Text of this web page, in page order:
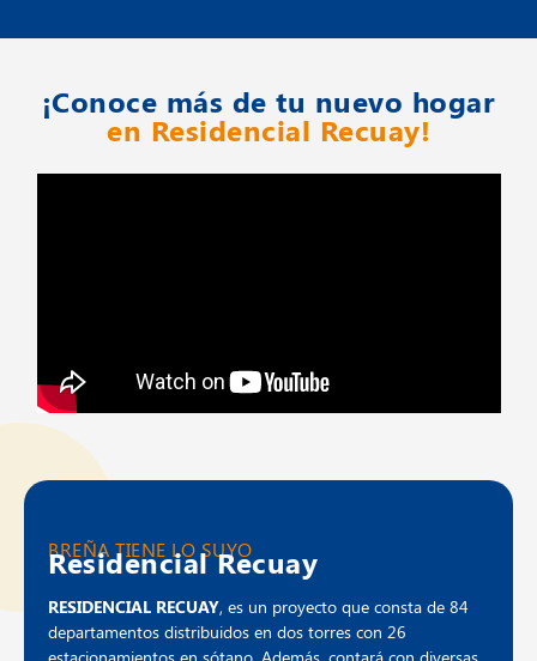
¡Conoce más de tu nuevo hogar
en Residencial Recuay!
BREÑA TIENE LO SUYO
Residencial Recuay
RESIDENCIAL RECUAY, es un proyecto que consta de 84
departamentos distribuidos en dos torres con 26